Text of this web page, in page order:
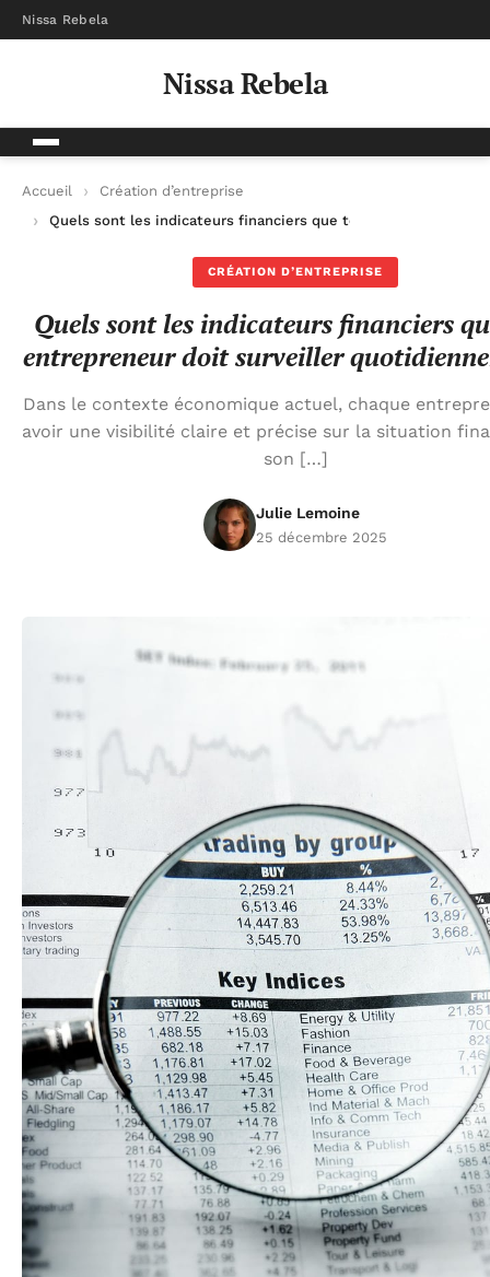
Nissa Rebela
Nissa Rebela
Accueil
Création d’entreprise
Quels sont les indicateurs financiers que tout entrepreneur
CRÉATION D’ENTREPRISE
Quels sont les indicateurs financiers
entrepreneur doit surveiller
Dans le contexte économique actuel, chaque
avoir une visibilité claire et précise sur la situation
son […]
Julie Lemoine
25 décembre 2025